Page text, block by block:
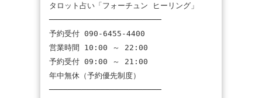
タロット占い「フォーチュン ヒーリング」
────────────────────────
予約受付 090-6455-4400
営業時間 10:00 ～ 22:00
予約受付 09:00 ～ 21:00
年中無休（予約優先制度）
────────────────────────